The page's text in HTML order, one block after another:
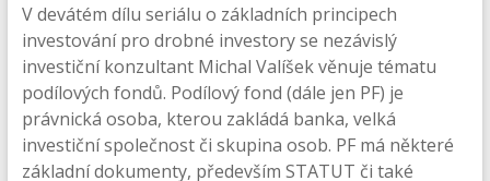
V devátém dílu seriálu o základních principech
investování pro drobné investory se nezávislý
investiční konzultant Michal Valíšek věnuje tématu
podílových fondů. Podílový fond (dále jen PF) je
právnická osoba, kterou zakládá banka, velká
investiční společnost či skupina osob. PF má některé
základní dokumenty, především STATUT či také